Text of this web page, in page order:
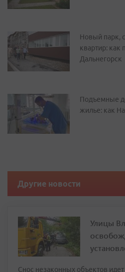
Новый парк,
квартир: как
Дальнегорск
Подъемные
жилье: как
Другие новости
Улицы
Снос незаконных объектов